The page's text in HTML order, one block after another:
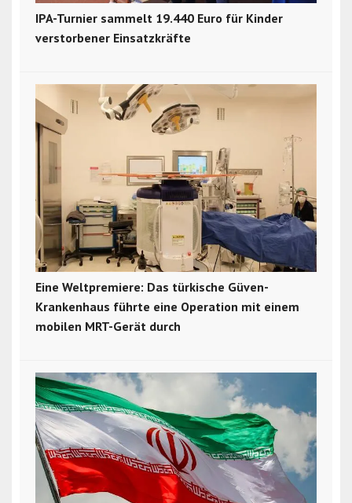
IPA-Turnier sammelt 19.440 Euro für Kinder
verstorbener Einsatzkräfte
Eine Weltpremiere: Das türkische Güven-
Krankenhaus führte eine Operation mit einem
mobilen MRT-Gerät durch